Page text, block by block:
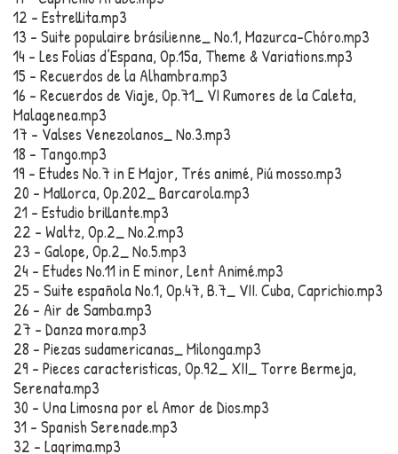
12 – Estrellita.mp3
13 – Suite populaire brásilienne_ No.1, Mazurca-Chóro.mp3
14 – Les Folias d’Espana, Op.15a, Theme & Variations.mp3
15 – Recuerdos de la Alhambra.mp3
16 – Recuerdos de Viaje, Op.71_ VI Rumores de la Caleta,
Malagenea.mp3
17 – Valses Venezolanos_ No.3.mp3
18 – Tango.mp3
19 – Etudes No.7 in E Major, Trés animé, Piú mosso.mp3
20 – Mallorca, Op.202_ Barcarola.mp3
21 – Estudio brillante.mp3
22 – Waltz, Op.2_ No.2.mp3
23 – Galope, Op.2_ No.5.mp3
24 – Etudes No.11 in E minor, Lent Animé.mp3
25 – Suite española No.1, Op.47, B.7_ VII. Cuba, Caprichio.mp3
26 – Air de Samba.mp3
27 – Danza mora.mp3
28 – Piezas sudamericanas_ Milonga.mp3
29 – Pieces caracteristicas, Op.92_ XII_ Torre Bermeja,
Serenata.mp3
30 – Una Limosna por el Amor de Dios.mp3
31 – Spanish Serenade.mp3
32 – Lagrima.mp3